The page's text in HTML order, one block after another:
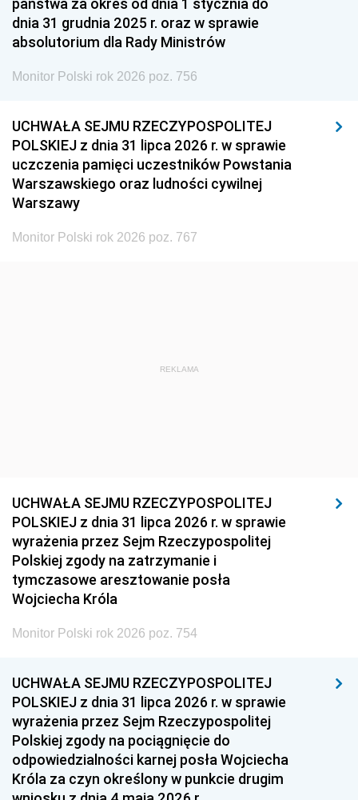
1948 1947 1946
1939 1938
dnia 31 grudnia 2025 r. oraz w sprawie
absolutorium dla Rady Ministrów
Monitor Polski rok 2026 poz. 756
UCHWAŁA SEJMU RZECZYPOSPOLITEJ
POLSKIEJ z dnia 31 lipca 2026 r. w sprawie
uczczenia pamięci uczestników Powstania
Warszawskiego oraz ludności cywilnej
Warszawy
Monitor Polski rok 2026 poz. 767
REKLAMA
UCHWAŁA SEJMU RZECZYPOSPOLITEJ
POLSKIEJ z dnia 31 lipca 2026 r. w sprawie
wyrażenia przez Sejm Rzeczypospolitej
Polskiej zgody na zatrzymanie i
tymczasowe aresztowanie posła
Wojciecha Króla
Monitor Polski rok 2026 poz. 754
UCHWAŁA SEJMU RZECZYPOSPOLITEJ
POLSKIEJ z dnia 31 lipca 2026 r. w sprawie
wyrażenia przez Sejm Rzeczypospolitej
Polskiej zgody na pociągnięcie do
odpowiedzialności karnej posła Wojciecha
Króla za czyn określony w punkcie drugim